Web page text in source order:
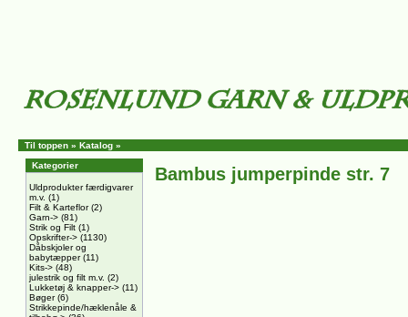
Til toppen » Katalog »
Kategorier
Uldprodukter færdigvarer
m.v. (1)
Filt & Karteflor(2)
Garn-> (81)
Strik og Filt (1)
Opskrifter-> (1130)
Dåbskjoler og
babytæpper(11)
Kits-> (48)
julestrik og filt m.v. (2)
Lukketøj & knapper-> (11)
Bøger(6)
Strikkepinde/hæklenåle &
Bambus jumperpinde str. 7